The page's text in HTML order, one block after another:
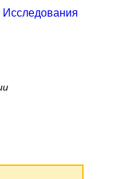
Исследования